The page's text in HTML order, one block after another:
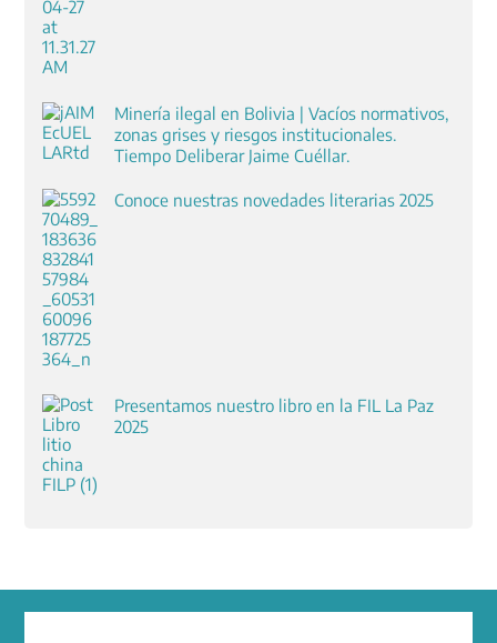
Minería ilegal en Bolivia | Vacíos normativos,
zonas grises y riesgos institucionales.
Tiempo Deliberar Jaime Cuéllar.
Conoce nuestras novedades literarias 2025
Presentamos nuestro libro en la FIL La Paz
2025